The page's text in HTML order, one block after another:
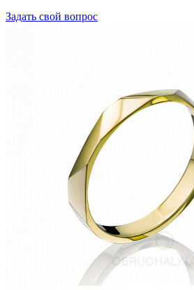
Задать свой вопрос